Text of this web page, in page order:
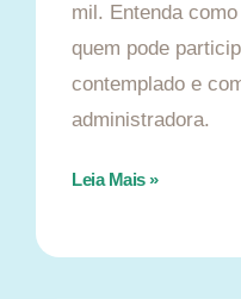
mil. Entenda
quem pode
contemplado e
administradora.
Leia Mais »